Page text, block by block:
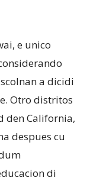
e unico
a dicidi
Otro distritos
den California,
despues cu
di